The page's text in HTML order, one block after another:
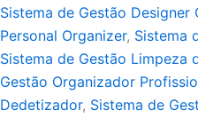
Sistema de Gestão Designer
Personal Organizer, Sistema
Sistema de Gestão Limpeza
Gestão Organizador
Dedetizador, Sistema de